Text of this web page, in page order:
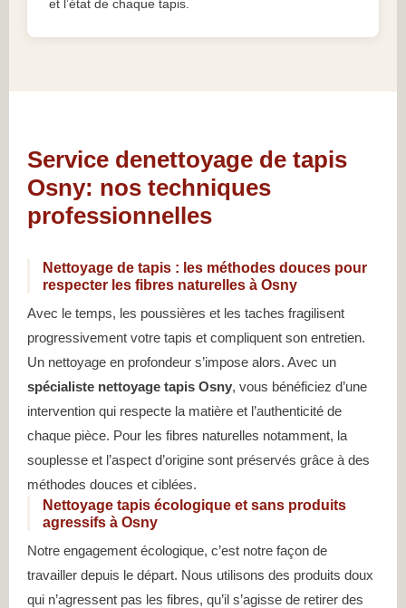
et l’état de chaque tapis.
Service denettoyage de tapis
Osny: nos techniques
professionnelles
Nettoyage de tapis : les méthodes douces pour
respecter les fibres naturelles à Osny
Avec le temps, les poussières et les taches fragilisent
progressivement votre tapis et compliquent son entretien.
Un nettoyage en profondeur s’impose alors. Avec un
spécialiste nettoyage tapis Osny, vous bénéficiez d’une
intervention qui respecte la matière et l’authenticité de
chaque pièce. Pour les fibres naturelles notamment, la
souplesse et l’aspect d’origine sont préservés grâce à des
méthodes douces et ciblées.
Nettoyage tapis écologique et sans produits
agressifs à Osny
Notre engagement écologique, c’est notre façon de
travailler depuis le départ. Nous utilisons des produits doux
qui n’agressent pas les fibres, qu’il s’agisse de retirer des